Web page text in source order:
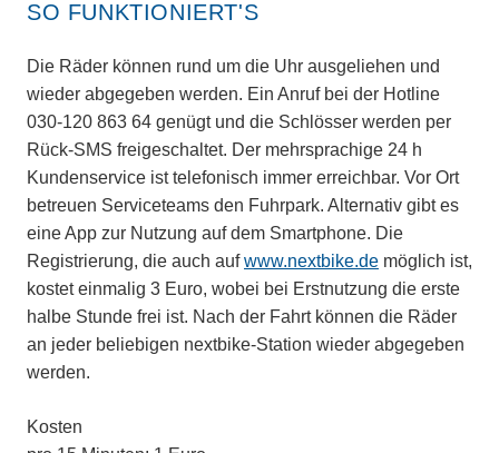
SO FUNKTIONIERT'S
Die Räder können rund um die Uhr ausgeliehen und
wieder abgegeben werden. Ein Anruf bei der Hotline
030-120 863 64 genügt und die Schlösser werden per
Rück-SMS freigeschaltet. Der mehrsprachige 24 h
Kundenservice ist telefonisch immer erreichbar. Vor Ort
betreuen Serviceteams den Fuhrpark. Alternativ gibt es
eine App zur Nutzung auf dem Smartphone. Die
Registrierung, die auch aufwww.nextbike.de möglich ist,
kostet einmalig 3 Euro, wobei bei Erstnutzung die erste
halbe Stunde frei ist. Nach der Fahrt können die Räder
an jeder beliebigen nextbike-Station wieder abgegeben
werden.
Kosten